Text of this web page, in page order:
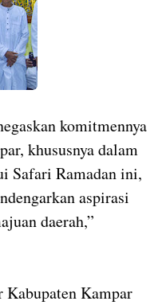
komitmennya
khususnya dalam
Safari Ramadan ini,
aspirasi
daerah,”
Kabupaten Kampar